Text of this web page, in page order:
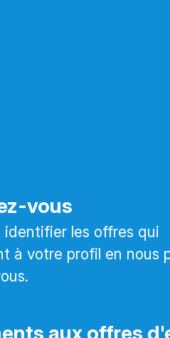
vous
identifier les offres qui
à votre profil en nous
aux offres